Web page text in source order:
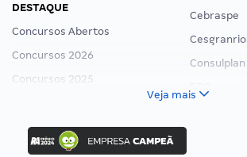
DESTAQUE
Concursos Abertos
Concursos 2026
Concursos 2025
Concurso Nacional Unificado
Concurso Ibama
Concurso MPU
Cebraspe
Cesgranrio
Consulplan
Veja mais